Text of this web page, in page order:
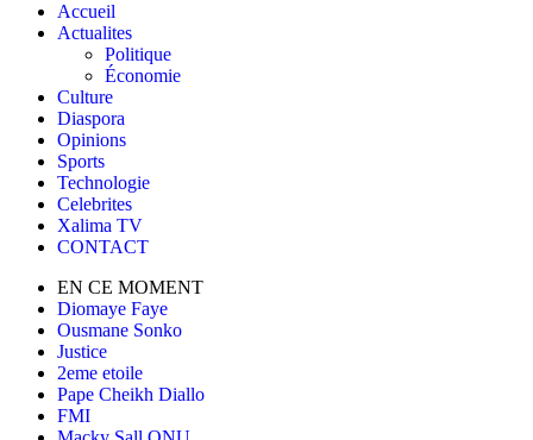
Accueil
Actualites
Politique
Économie
Culture
Diaspora
Opinions
Sports
Technologie
Celebrites
Xalima TV
CONTACT
EN CE MOMENT
Diomaye Faye
Ousmane Sonko
Justice
2eme etoile
Pape Cheikh Diallo
FMI